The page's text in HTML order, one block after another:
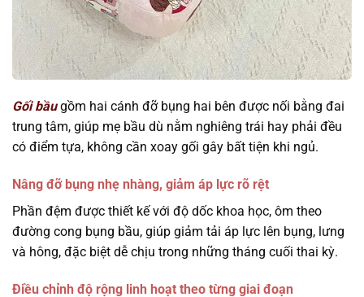
Gối bầugồm hai cánh đỡ bụng hai bên được nối bằng đai
trung tâm, giúp mẹ bầu dù nằm nghiêng trái hay phải đều
có điểm tựa, không cần xoay gối gây bất tiện khi ngủ.
Nâng đỡ bụng nhẹ nhàng, giảm áp lực rõ rệt
Phần đệm được thiết kế với độ dốc khoa học, ôm theo
đường cong bụng bầu, giúp giảm tải áp lực lên bụng, lưng
và hông, đặc biệt dễ chịu trong những tháng cuối thai kỳ.
Điều chỉnh độ rộng linh hoạt theo từng giai đoạn